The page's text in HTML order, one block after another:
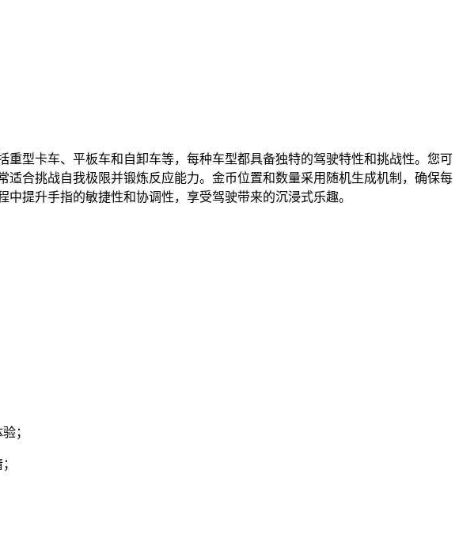
型卡车、平板车和自卸车等，每种车型都具备独特的驾驶特性和挑战性。您可
合挑战自我极限并锻炼反应能力。金币位置和数量采用随机生成机制，确保每
提升手指的敏捷性和协调性，享受驾驶带来的沉浸式乐趣。
；